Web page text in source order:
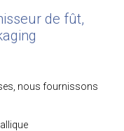
de fût,
nous fournissons